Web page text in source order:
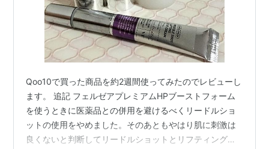
Qoo10で買った商品を約2週間使ってみたのでレビューし
ます。 追記 フェルゼアプレミアムHPブーストフォーム
を使うときに医薬品との併用を避けるべくリードルショ
ットの使用をやめました。そのあともやはり肌に刺激は
良くないと判断してリードルショットとリフティングア